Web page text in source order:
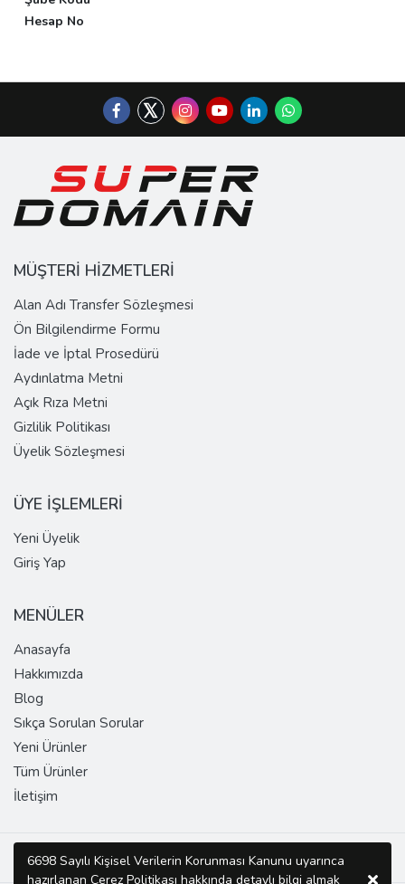
MÜŞTERİ HİZMETLERİ
Alan Adı Transfer Sözleşmesi
Ön Bilgilendirme Formu
İade ve İptal Prosedürü
Aydınlatma Metni
Açık Rıza Metni
Gizlilik Politikası
Üyelik Sözleşmesi
ÜYE İŞLEMLERİ
Yeni Üyelik
Giriş Yap
MENÜLER
Anasayfa
Hakkımızda
Blog
Sıkça Sorulan Sorular
Yeni Ürünler
Tüm Ürünler
İletişim
Copyright © 2026 SUPER DOMAIN Tüm Hakları Saklıdır.
6698 Sayılı Kişisel Verilerin Korunması Kanunu uyarınca
hazırlanan Çerez Politikası hakkında detaylı bilgi almak